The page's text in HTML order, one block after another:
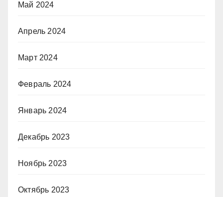
Май 2024
Апрель 2024
Март 2024
Февраль 2024
Январь 2024
Декабрь 2023
Ноябрь 2023
Октябрь 2023